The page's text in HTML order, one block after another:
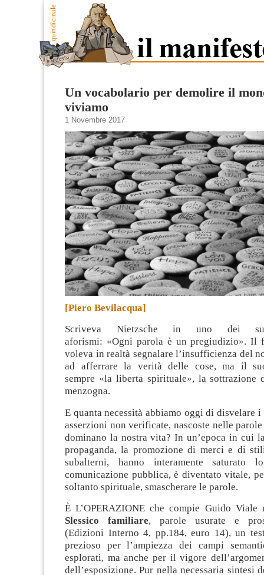
Un vocabolario per demolire il
viviamo
1 Novembre 2017
[Piero Bevilacqua]
Scriveva Nietzsche in uno dei
aforismi: «Ogni parola è un pregiudizio». Il
voleva in realtà segnalare l’insufficienza del
ad afferrare la verità delle cose, ma il
sempre «la liberta spirituale», la sottrazione
menzogna.
E quantanecessità abbiamo oggi di disvelare i
asserzioni non verificate, nascoste nelle
dominano la nostra vita? In un’epoca in cui
propaganda, la promozione di merci e di
subalterni, hanno interamente saturato
comunicazione pubblica, è diventato vitale,
soltanto spirituale, smascherare le parole.
È L’OPERAZIONE che compie Guido Viale
Slessico familiare, parole usurate e
(Edizioni Interno 4, pp.184, euro 14), un
prezioso per l’ampiezza dei campi
esplorati, ma anche per il vigore
dell’esposizione. Pur nella necessaria sintesi